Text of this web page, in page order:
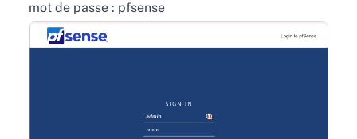
mot de passe : pfsense